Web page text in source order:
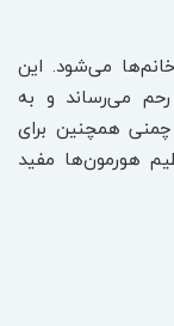
می‌شود. این
رحم می‌رساند و به
همچنین برای
هورمون‌ها مفید